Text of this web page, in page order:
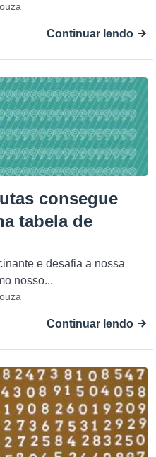
Continuar lendo
consegue
tabela de
e desafia a nossa
nosso...
Continuar lendo